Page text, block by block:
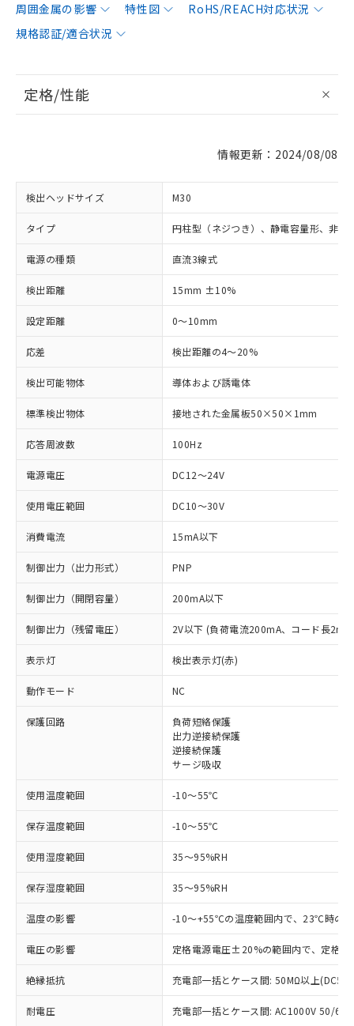
周囲金属の影響
特性図
RoHS/REACH対応状況
規格認証/適合状況
定格/性能
情報更新：2024/08/08
検出ヘッドサイズ M30
タイプ 円柱型（ネジつき）、静電容量形、非シ
電源の種類 直流3線式
検出距離 15mm ±10%
設定距離 0～10mm
応差 検出距離の4～20%
検出可能物体 導体および誘電体
標準検出物体 接地された金属板50×50×1mm
応答周波数 100Hz
電源電圧 DC12～24V
使用電圧範囲 DC10～30V
消費電流 15mA以下
制御出力（出力形式） PNP
制御出力（開閉容量） 200mA以下
制御出力（残留電圧） 2V以下 (負荷電流200mA、コード長2m
表示灯 検出表示灯(赤)
動作モード NC
保護回路
負荷短絡保護
出力逆接続保護
逆接続保護
サージ吸収
使用温度範囲 -10～55℃
保存温度範囲 -10～55℃
使用湿度範囲 35～95%RH
保存湿度範囲 35～95%RH
温度の影響 -10～+55℃の温度範囲内で、23℃時の
電圧の影響 定格電源電圧±20%の範囲内で、定格
絶縁抵抗 充電部一括とケース間: 50MΩ以上
耐電圧 充電部一括とケース間: AC1000V 50/
以下の条件をお読みいただき、同意のうえ
ご利用ください。
本サービスは、当社制御機器事業取扱
商品の当社在庫状況および標準価格
(税抜)を提供させていただくもので
当社制御機器事業取扱商品の中には、
本サービスの対象外となる商品もある
在庫状況および標準価格照会結果は、
記載している更新日時点での社内デー
タに基づき作成されるものであり、閲
対応済み：EU RoHS指令（10物質）の
非含有に対応した製品が提供可能な商品で
対応予定：EU RoHS指令（10物質）の非含
有に対応した製品に切り替える予定のある
対応予定なし：EU RoHS指令（10物質）の
非含有に非対応の商品で、対応品を出す予
定はありません。
調査・確認中：EU RoHS指令（10物質）の
非含有の対応状況を調査中または確認中の
商品です。
非該当品：ライセンス料など無形物で、有
害物質有無と関係のない商品です。
仕入先様の事情により、非含有部品として
いたものが、含有品と判明した場合などや
むを得ず変更することがあります。
鉛(Pb) 1000ppm以下、 水銀(Hg) 1000ppm以下、 カド
※1 中国RoHS○×表
「○」：最大均質材料含有率が中国RoHSの
基準値以下であることを示します。
「×」：最大均質材料含有率が中国RoHSの
基準値を超えていることを示します。
「－」：未確認です。当社販売部門へお問
い合わせください。
*中国RoHS10物質の基準値 (GB/T26572)：
当社は、これら貴社製品のうち、外国
為替および外国貿易法に定める商品
（以下｢規制貨物等」という）を輸出
または国外への提供する場合は、日本